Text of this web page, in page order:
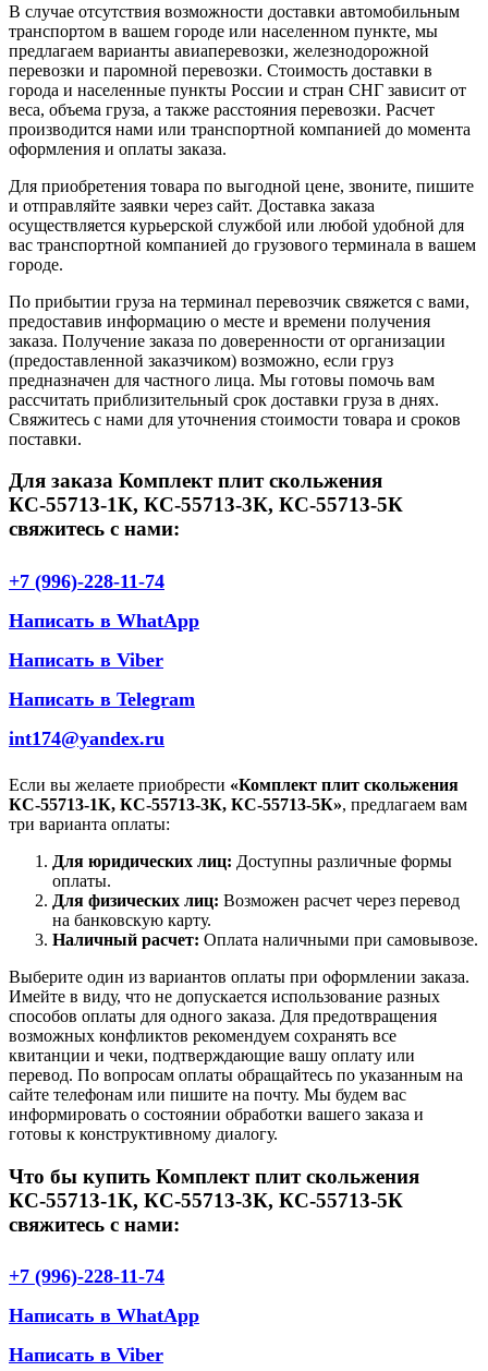
В случае отсутствия возможности доставки автомобильным
транспортом в вашем городе или населенном пункте, мы
предлагаем варианты авиаперевозки, железнодорожной
перевозки и паромной перевозки. Стоимость доставки в
города и населенные пункты России и стран СНГ зависит от
веса, объема груза, а также расстояния перевозки. Расчет
производится нами или транспортной компанией до момента
оформления и оплаты заказа.
Для приобретения товара по выгодной цене, звоните, пишите
и отправляйте заявки через сайт. Доставка заказа
осуществляется курьерской службой или любой удобной для
вас транспортной компанией до грузового терминала в вашем
городе.
По прибытии груза на терминал перевозчик свяжется с вами,
предоставив информацию о месте и времени получения
заказа. Получение заказа по доверенности от организации
(предоставленной заказчиком) возможно, если груз
предназначен для частного лица. Мы готовы помочь вам
рассчитать приблизительный срок доставки груза в днях.
Свяжитесь с нами для уточнения стоимости товара и сроков
поставки.
Для заказа Комплект плит скольжения
КС-55713-1К, КС-55713-3К, КС-55713-5К
свяжитесь с нами:
+7 (996)-228-11-74
Написать в WhatApp
Написать в Viber
Написать в Telegram
int174@yandex.ru
Если вы желаете приобрести «Комплект плит скольжения
КС-55713-1К, КС-55713-3К, КС-55713-5К», предлагаем вам
три варианта оплаты:
Для юридических лиц: Доступны различные формы
оплаты.
Для физических лиц: Возможен расчет через перевод
на банковскую карту.
Наличный расчет: Оплата наличными при самовывозе.
Выберите один из вариантов оплаты при оформлении заказа.
Имейте в виду, что не допускается использование разных
способов оплаты для одного заказа. Для предотвращения
возможных конфликтов рекомендуем сохранять все
квитанции и чеки, подтверждающие вашу оплату или
перевод. По вопросам оплаты обращайтесь по указанным на
сайте телефонам или пишите на почту. Мы будем вас
информировать о состоянии обработки вашего заказа и
готовы к конструктивному диалогу.
Что бы купить Комплект плит скольжения
КС-55713-1К, КС-55713-3К, КС-55713-5К
свяжитесь с нами:
+7 (996)-228-11-74
Написать в WhatApp
Написать в Viber